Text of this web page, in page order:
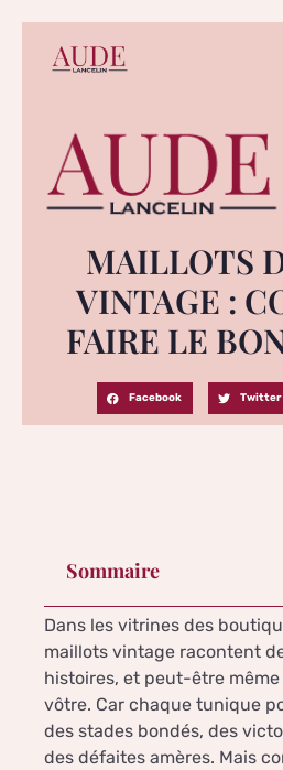
MAILLOTS
VINTAGE :
FAIRE LE
Facebook Twitter
Sommaire
Dans les vitrines des
maillots vintage racontent
histoires, et peut-être
vôtre. Car chaque tunique
des stades bondés, des
des défaites amères. Mais